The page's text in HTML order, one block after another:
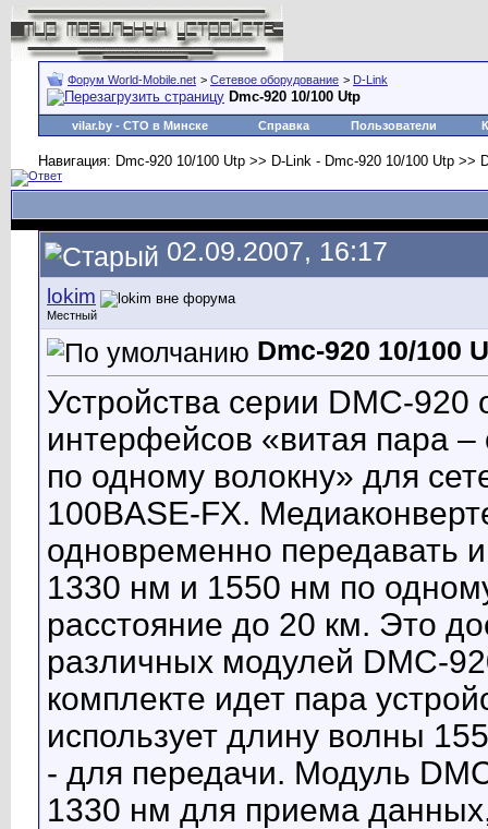
Форум World-Mobile.net > Сетевое оборудование > D-Link
Dmc-920 10/100 Utp
vilar.by - СТО в Минске Справка Пользователи
Навигация: Dmc-920 10/100 Utp >> D-Link - Dmc-920 10/100 Utp >>
02.09.2007, 16:17
lokim
Местный
Dmc-920 10/100
Устройства серии DMC-
интерфейсов «витая пара
по одному волокну» для
100BASE-FX.
одновременно передавать
1330 нм и 1550 нм по
расстояние до 20 км. Это
различных модулей DMC-
комплекте идет пара
использует длину волны
- для передачи. Модуль
1330 нм для приема